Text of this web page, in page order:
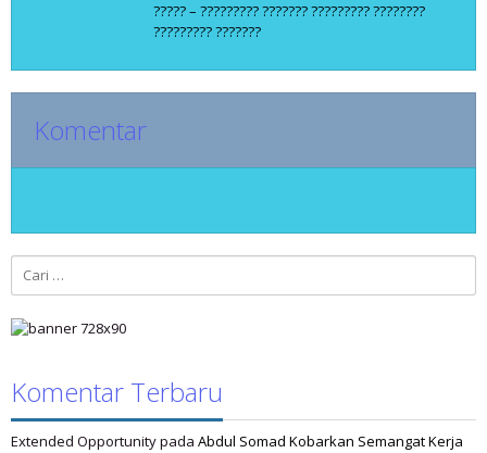
????? – ????????? ??????? ????????? ????????
????????? ???????
Komentar
Cari
untuk:
Komentar Terbaru
Extended Opportunitypada Abdul Somad Kobarkan Semangat Kerja